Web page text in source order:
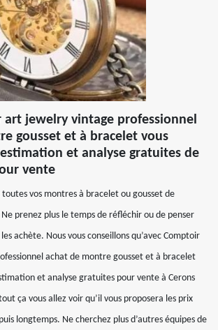
art jewelry vintage professionnel
gousset et à bracelet vous
et analyse gratuites de
vente
vos montres à bracelet ou gousset de
prenez plus le temps de réfléchir ou de penser
achète. Nous vous conseillons qu’avec Comptoir
achat de montre gousset et à bracelet
et analyse gratuites pour vente à Cerons
ça vous allez voir qu’il vous proposera les prix
longtemps. Ne cherchez plus d’autres équipes de